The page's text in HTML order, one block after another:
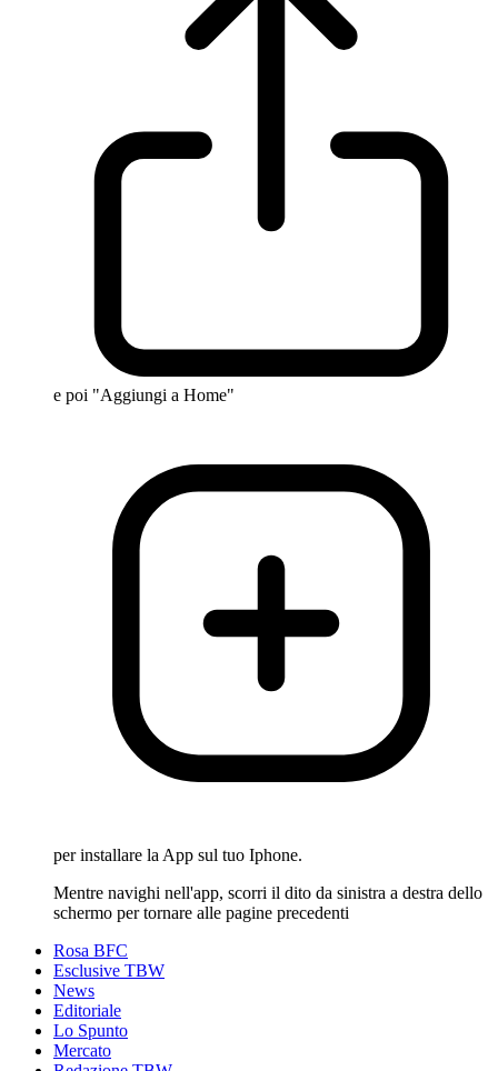
e poi "Aggiungi a Home"
per installare la App sul tuo Iphone.
Mentre navighi nell'app, scorri il dito da sinistra a destra dello
schermo per tornare alle pagine precedenti
Rosa BFC
Esclusive TBW
News
Editoriale
Lo Spunto
Mercato